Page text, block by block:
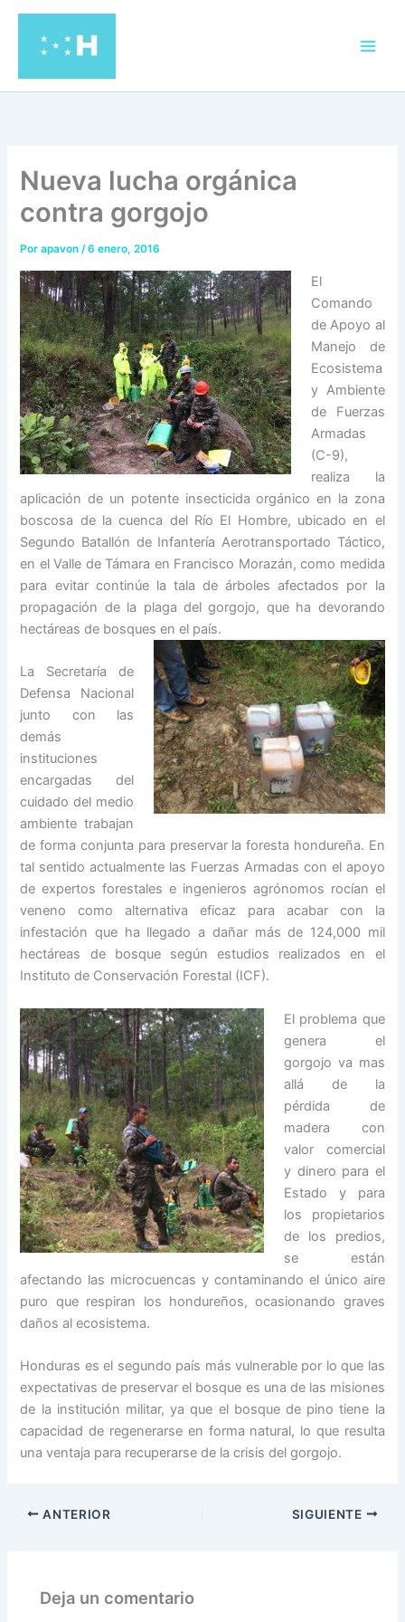
contenido
Nueva lucha orgánica
contra gorgojo
Porapavon/6 enero, 2016
El
Comando
de Apoyo al
Manejo de
Ecosistema
y Ambiente
de Fuerzas
Armadas
(C-9),
realiza la
aplicación de un potente insecticida orgánico en la zona
boscosa de la cuenca del Río El Hombre, ubicado en el
Segundo Batallón de Infantería Aerotransportado Táctico,
en el Valle de Támara en Francisco Morazán, como medida
para evitar continúe la tala de árboles afectados por la
propagación de la plaga del gorgojo, que ha devorando
hectáreas de bosques en el país.
La Secretaría de
Defensa Nacional
junto con las
demás
instituciones
encargadas del
cuidado del medio
ambiente trabajan
de forma conjunta para preservar la foresta hondureña. En
tal sentido actualmente las Fuerzas Armadas con el apoyo
de expertos forestales e ingenieros agrónomos rocían el
veneno como alternativa eficaz para acabar con la
infestación que ha llegado a dañar más de 124,000 mil
hectáreas de bosque según estudios realizados en el
Instituto de Conservación Forestal (ICF).
El problema que
genera el
gorgojo va mas
allá de la
pérdida de
madera con
valor comercial
y dinero para el
Estado y para
los propietarios
de los predios,
se están
afectando las microcuencas y contaminando el único aire
puro que respiran los hondureños, ocasionando graves
daños al ecosistema.
Honduras es el segundo país más vulnerable por lo que las
expectativas de preservar el bosque es una de las misiones
de la institución militar, ya que el bosque de pino tiene la
capacidad de regenerarse en forma natural, lo que resulta
una ventaja para recuperarse de la crisis del gorgojo.
ANTERIOR SIGUIENTE
Deja un comentario